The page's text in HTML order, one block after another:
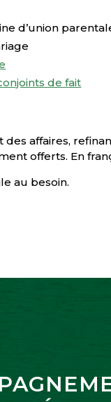
d’union
de fait
des affaires,
offerts. En
au besoin.